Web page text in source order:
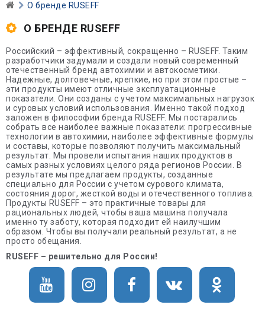
О бренде RUSEFF
О БРЕНДЕ RUSEFF
Российский – эффективный, сокращенно – RUSEFF. Таким
разработчики задумали и создали новый современный
отечественный бренд автохимии и автокосметики.
Надежные, долговечные, крепкие, но при этом простые –
эти продукты имеют отличные эксплуатационные
показатели. Они созданы с учетом максимальных нагрузок
и суровых условий использования. Именно такой подход
заложен в философии бренда RUSEFF. Мы постарались
собрать все наиболее важные показатели: прогрессивные
технологии в автохимии, наиболее эффективные формулы
и составы, которые позволяют получить максимальный
результат. Мы провели испытания наших продуктов в
самых разных условиях целого ряда регионов России. В
результате мы предлагаем продукты, созданные
специально для России с учетом сурового климата,
состояния дорог, жесткой воды и отечественного топлива.
Продукты RUSEFF – это практичные товары для
рациональных людей, чтобы ваша машина получала
именно ту заботу, которая подходит ей наилучшим
образом. Чтобы вы получали реальный результат, а не
просто обещания.
RUSEFF – решительно для России!